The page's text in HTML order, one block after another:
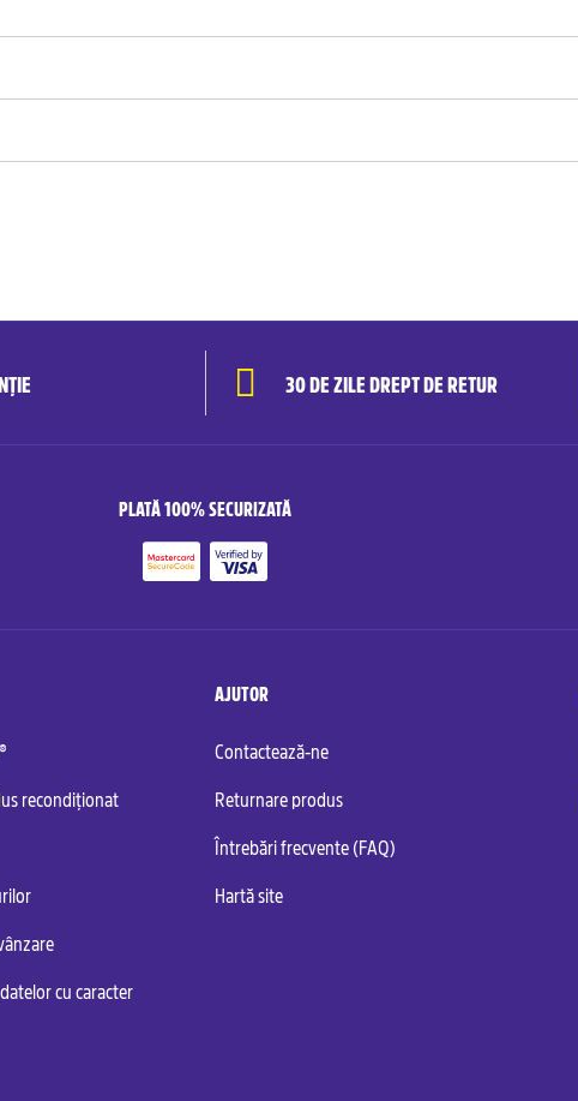
30 DE ZILE DREPT DE RETUR
PLATĂ 100% SECURIZATĂ
recondiționat
cu caracter
AJUTOR
Contactează-ne
Returnare produs
Întrebări frecvente (FAQ)
Hartă site